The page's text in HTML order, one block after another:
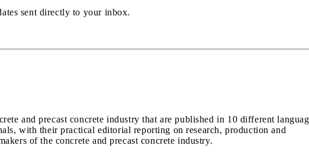
sent directly to your inbox.
and precast concrete industry that are published in 10 different
with their practical editorial reporting on research, production and
of the concrete and precast concrete industry.